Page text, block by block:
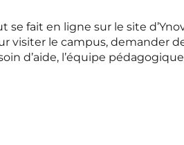
se fait en ligne sur le site
visiter le campus, demander
d’aide, l’équipe